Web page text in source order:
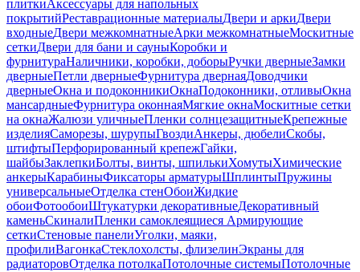
плиткиАксессуары для напольных
покрытийРеставрационные материалыДвери и аркиДвери
входныеДвери межкомнатныеАрки межкомнатныеМоскитные
сеткиДвери для бани и сауныКоробки и
фурнитураНаличники, коробки, доборыРучки дверныеЗамки
дверныеПетли дверныеФурнитура двернаяДоводчики
дверныеОкна и подоконникиОкнаПодоконники, отливыОкна
мансардныеФурнитура оконнаяМягкие окнаМоскитные сетки
на окнаЖалюзи уличныеПленки солнцезащитныеКрепежные
изделияСаморезы, шурупыГвоздиАнкеры, дюбелиСкобы,
штифтыПерфорированный крепежГайки,
шайбыЗаклепкиБолты, винты, шпилькиХомутыХимические
анкерыКарабиныФиксаторы арматурыШплинтыПружины
универсальныеОтделка стенОбоиЖидкие
обоиФотообоиШтукатурки декоративныеДекоративный
каменьСкиналиПленки самоклеящиеся Армирующие
сеткиСтеновые панелиУголки, маяки,
профилиВагонкаСтеклохолсты, флизелинЭкраны для
радиаторовОтделка потолкаПотолочные системыПотолочные